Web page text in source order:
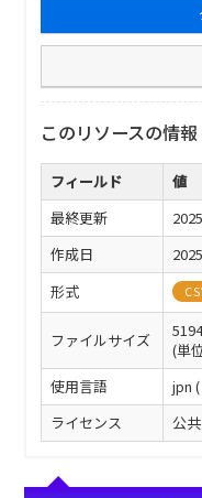
このリソースの情報
フィールド
値
最終更新
作成日
形式
ファイルサイズ
(単
使用言語
jpn
ライセンス
公